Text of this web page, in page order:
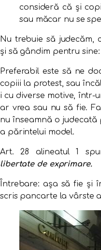
consideră că și
sau măcar nu se
Nu trebuie să judecăm,
și să gândim pentru
Preferabil este să ne
copiii la protest, sau
i cu diverse motive, într-
ar vrea sau nu să fie.
nu înseamnă o
a părintelui model.
Art. 28 alineatul 1
libertate de exprimare.
Întrebare: așa să fie și
scris pancarte la vârste